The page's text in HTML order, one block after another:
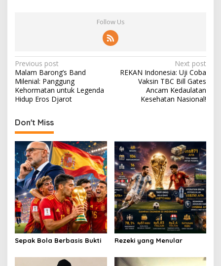
Follow Us
P
o
s
n
a
v
i
g
a
t
i
o
n
Previous post
Malam Barong’s Band
Milenial: Panggung
Kehormatan untuk Legenda
Hidup Eros Djarot
Next post
REKAN Indonesia: Uji Coba
Vaksin TBC Bill Gates
Ancam Kedaulatan
Kesehatan Nasional!
Don't Miss
Sepak Bola Berbasis Bukti Rezeki yang Menular